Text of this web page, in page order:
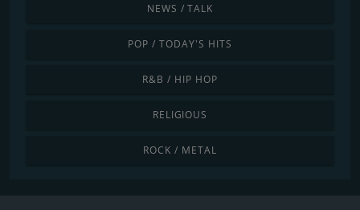
NEWS / TALK
POP / TODAY'S HITS
R&B / HIP HOP
RELIGIOUS
ROCK / METAL